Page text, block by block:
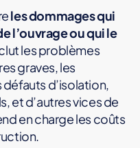
les dommages qui
l’ouvrage ou qui le
les problèmes
graves, les
d’isolation,
et d’autres vices de
en charge les coûts